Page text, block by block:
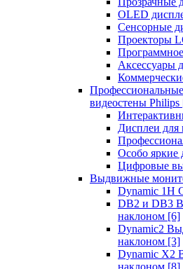
OLED
Сенсорные
Проекторы
Аксессуары
видеостены Philips
Дисплеи для
Особо яркие
Цифровые
Выдвижные
Dynamic 1Н
DB2 и DB3
наклоном [6]
Dynamic2
наклоном [3]
Dynamic X2
наклоном [8]